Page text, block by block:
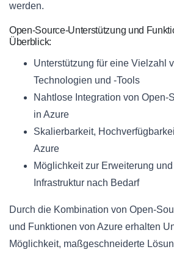
werden.
Open-Source-Unterstützung und
Überblick:
Unterstützung für eine Vielzahl
Technologien und -Tools
Nahtlose Integration von Open-
in Azure
Skalierbarkeit,
Azure
Möglichkeit zur Erweiterung
Infrastruktur nach Bedarf
Durch die Kombination von Open-
und Funktionen von Azure erhalten
Möglichkeit, maßgeschneiderte